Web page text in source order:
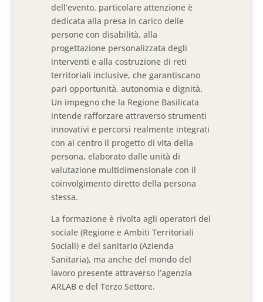
dell’evento, particolare attenzione è
dedicata alla presa in carico delle
persone con disabilità, alla
progettazione personalizzata degli
interventi e alla costruzione di reti
territoriali inclusive, che garantiscano
pari opportunità, autonomia e dignità.
Un impegno che la Regione Basilicata
intende rafforzare attraverso strumenti
innovativi e percorsi realmente integrati
con al centro il progetto di vita della
persona, elaborato dalle unità di
valutazione multidimensionale con il
coinvolgimento diretto della persona
stessa.
La formazione è rivolta agli operatori del
sociale (Regione e Ambiti Territoriali
Sociali) e del sanitario (Azienda
Sanitaria), ma anche del mondo del
lavoro presente attraverso l’agenzia
ARLAB e del Terzo Settore.